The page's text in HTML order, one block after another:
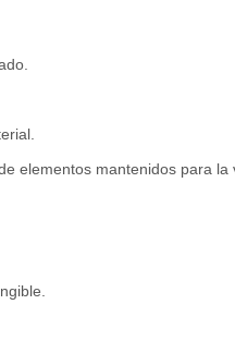
elementos mantenidos para la